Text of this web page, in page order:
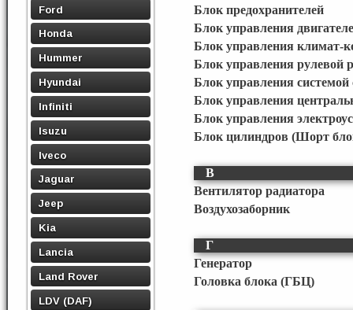
Ford
Honda
Hummer
Hyundai
Infiniti
Isuzu
Iveco
Jaguar
Jeep
Kia
Lancia
Land Rover
LDV (DAF)
Блок предохранителей
Блок управления
Блок управления климат-
Блок управления рулевой
Блок управления системой
Блок управления
Блок управления
Блок цилиндров (Шорт
В
Вентилятор радиатора
Воздухозаборник
Г
Генератор
Головка блока (ГБЦ)